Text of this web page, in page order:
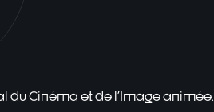
du Cinéma et de l'Image animée.